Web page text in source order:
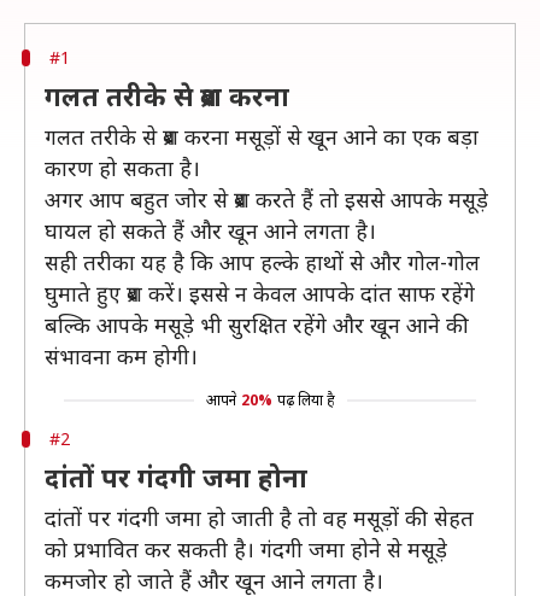
#1
गलत तरीके से ब्रश करना
गलत तरीके से ब्रश करना मसूड़ों से खून आने का एक बड़ा
कारण हो सकता है।
अगर आप बहुत जोर से ब्रश करते हैं तो इससे आपके मसूड़े
घायल हो सकते हैं और खून आने लगता है।
सही तरीका यह है कि आप हल्के हाथों से और गोल-गोल
घुमाते हुए ब्रश करें। इससे न केवल आपके दांत साफ रहेंगे
बल्कि आपके मसूड़े भी सुरक्षित रहेंगे और खून आने की
संभावना कम होगी।
आपने 20% पढ़ लिया है
#2
दांतों पर गंदगी जमा होना
दांतों पर गंदगी जमा हो जाती है तो वह मसूड़ों की सेहत
को प्रभावित कर सकती है। गंदगी जमा होने से मसूड़े
कमजोर हो जाते हैं और खून आने लगता है।